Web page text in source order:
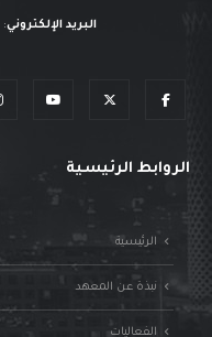
البريد الإلكتروني:
الروابط الرئيسية
الرئيسية
نبذة عن المعهد
الفعاليات